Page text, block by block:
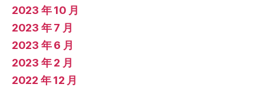
2023 年 10 月
2023 年 7 月
2023 年 6 月
2023 年 2 月
2022 年 12 月